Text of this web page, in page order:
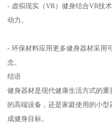
- 虚拟现实（VR）健身结合VR技
动力。
- 环保材料应用更多健身器材采用
念。
结语
健身器材是现代健康生活方式的
的高端设备，还是家庭使用的小
成健身目标。